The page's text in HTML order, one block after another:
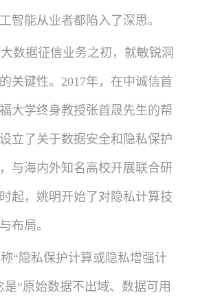
智能从业者都陷入了深思。
数据征信业务之初，就敏锐洞
关键性。2017年，在中诚信首
大学终身教授张首晟先生的帮
立了关于数据安全和隐私保护
与海内外知名高校开展联合研
起，姚明开始了对隐私计算技
布局。
“隐私保护计算或隐私增强计
是“原始数据不出域、数据可用